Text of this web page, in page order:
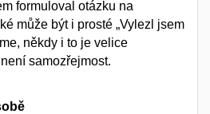
formuloval otázku na
může být i prosté „Vylezl jsem
někdy i to je velice
samozřejmost.